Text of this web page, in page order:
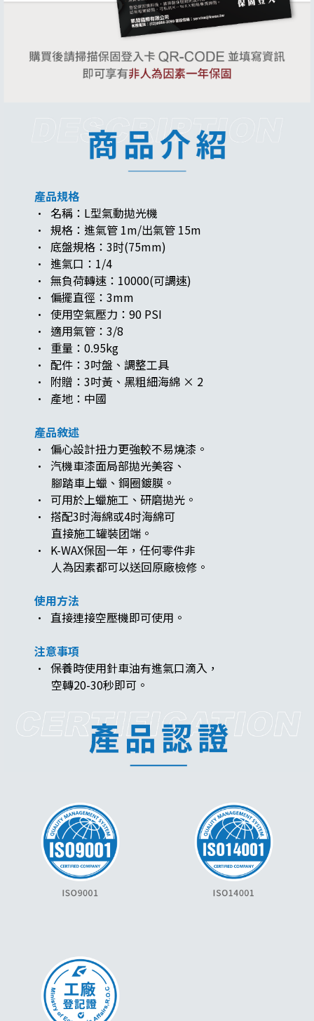
產品規格
· 名稱：L型氣動拋光機
· 規格：進氣管 1m/出氣管 15m
· 底盤規格：3时(75mm)
· 進氣口：1/4
· 無負荷轉速：10000(可調速)
· 偏擺直徑：3mm
· 使用空氣壓力：90 PSI
· 適用氣管：3/8
· 重量：0.95kg
· 配件：3吋盤、調整工具
· 附贈：3吋黃、黑粗細海綿 × 2
· 產地：中國​​​​​​​
產品敘述
· 偏心設計扭力更強較不易燒漆。
· 汽機車漆面局部拋光美容、
腳踏車上蠟、鋼圈鍍膜。
· 可用於上蠟施工、研磨拋光。
· 搭配3时海綿或4时海綿可
直接施工罐裝团端。
· K-WAX保固一年，任何零件非
人為因素都可以送回原廠檢修。
使用方法
· 直接連接空壓機即可使用。
注意事項
· 保養時使用針車油有進氣口滴入，
空轉20-30秒即可。